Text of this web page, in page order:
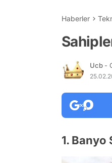
Haberler
Ucb -
1. Banyo